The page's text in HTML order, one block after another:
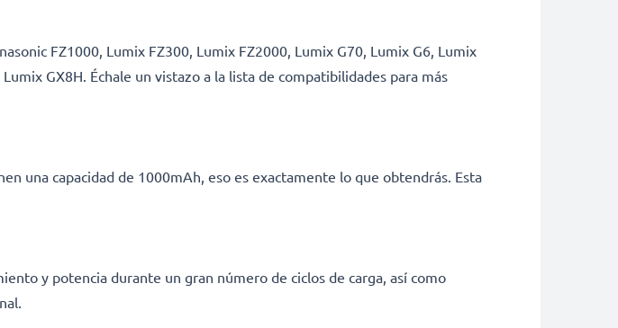
FZ1000, Lumix FZ300, Lumix FZ2000, Lumix G70, Lumix G6, Lumix
GX8H. Échale un vistazo a la lista de compatibilidades para más
una capacidad de 1000mAh, eso es exactamente lo que obtendrás. Esta
y potencia durante un gran número de ciclos de carga, así como